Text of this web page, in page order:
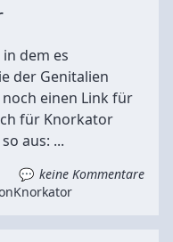
dem es
der Genitalien
einen Link für
für Knorkator
aus: ...
keine Kommentare
Knorkator